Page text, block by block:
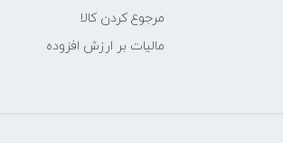
مرجوع کردن کالا
مالیات بر ارزش افزوده